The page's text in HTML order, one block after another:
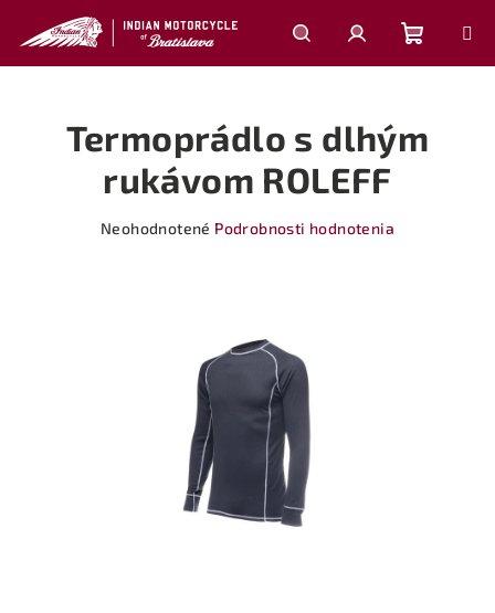
obsah
HľadaťPrihlásenie
košík
Termoprádlo s dlhým
rukávom ROLEFF
Priemerné
Neohodnotené Podrobnosti hodnotenia